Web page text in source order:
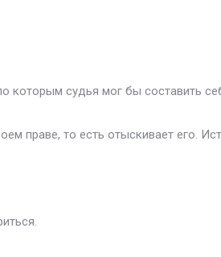
которым судья мог бы составить
праве, то есть отыскивает его.